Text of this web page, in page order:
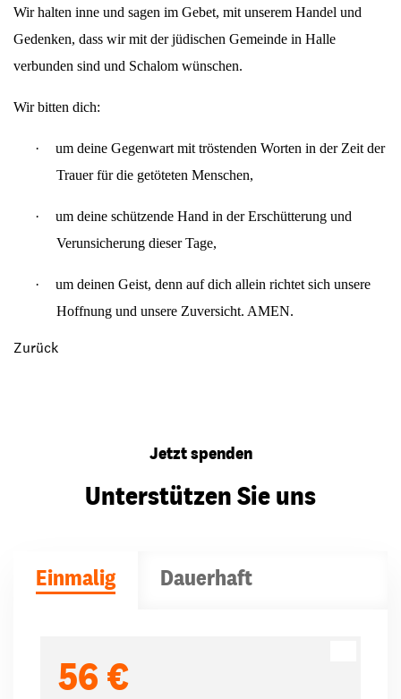
Wir halten inne und sagen im Gebet, mit unserem Handel und
Gedenken, dass wir mit der jüdischen Gemeinde in Halle
verbunden sind und Schalom wünschen.
Wir bitten dich:
·
um deine Gegenwart mit tröstenden Worten in der Zeit der
Trauer für die getöteten Menschen,
·
um deine schützende Hand in der Erschütterung und
Verunsicherung dieser Tage,
·
um deinen Geist, denn auf dich allein richtet sich unsere
Hoffnung und unsere Zuversicht. AMEN.
Zurück
Jetzt spenden
Unterstützen Sie uns
Einmalig Dauerhaft
56 €